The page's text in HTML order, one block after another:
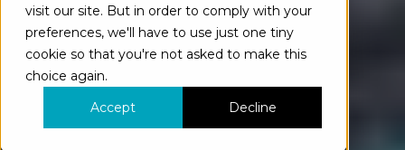
visit our site. But in order to comply with your
preferences, we'll have to use just one tiny
cookie so that you're not asked to make this
choice again.
Accept
Decline